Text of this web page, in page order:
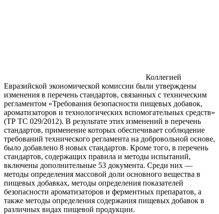
Коллегией
Евразийской экономической комиссии были утверждены
изменения в перечень стандартов, связанных с техническим
регламентом «Требования безопасности пищевых добавок,
ароматизаторов и технологических вспомогательных средств»
(ТР ТС 029/2012). В результате этих изменений в перечень
стандартов, применение которых обеспечивает соблюдение
требований технического регламента на добровольной основе,
было добавлено 8 новых стандартов. Кроме того, в перечень
стандартов, содержащих правила и методы испытаний,
включены дополнительные 53 документа. Среди них —
методы определения массовой доли основного вещества в
пищевых добавках, методы определения показателей
безопасности ароматизаторов и ферментных препаратов, а
также методы определения содержания пищевых добавок в
различных видах пищевой продукции.